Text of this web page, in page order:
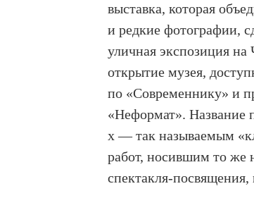
выставка, которая
и редкие фотографии,
уличная экспозиция на
открытие музея,
по «Современнику» и
«Неформат». Название
х — так называемым
работ, носившим то же
спектакля-